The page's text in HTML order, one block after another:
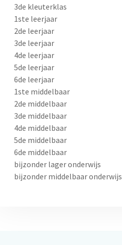
3de kleuterklas
1ste leerjaar
2de leerjaar
3de leerjaar
4de leerjaar
5de leerjaar
6de leerjaar
1ste middelbaar
2de middelbaar
3de middelbaar
4de middelbaar
5de middelbaar
6de middelbaar
bijzonder lager onderwijs
bijzonder middelbaar onderwijs